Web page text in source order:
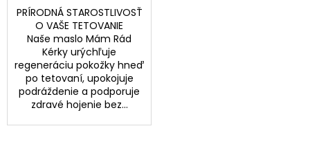
PRÍRODNÁ STAROSTLIVOSŤ
O VAŠE TETOVANIE
Naše maslo Mám Rád
Kérky urýchľuje
regeneráciu pokožky hneď
po tetovaní, upokojuje
podráždenie a podporuje
zdravé hojenie bez...